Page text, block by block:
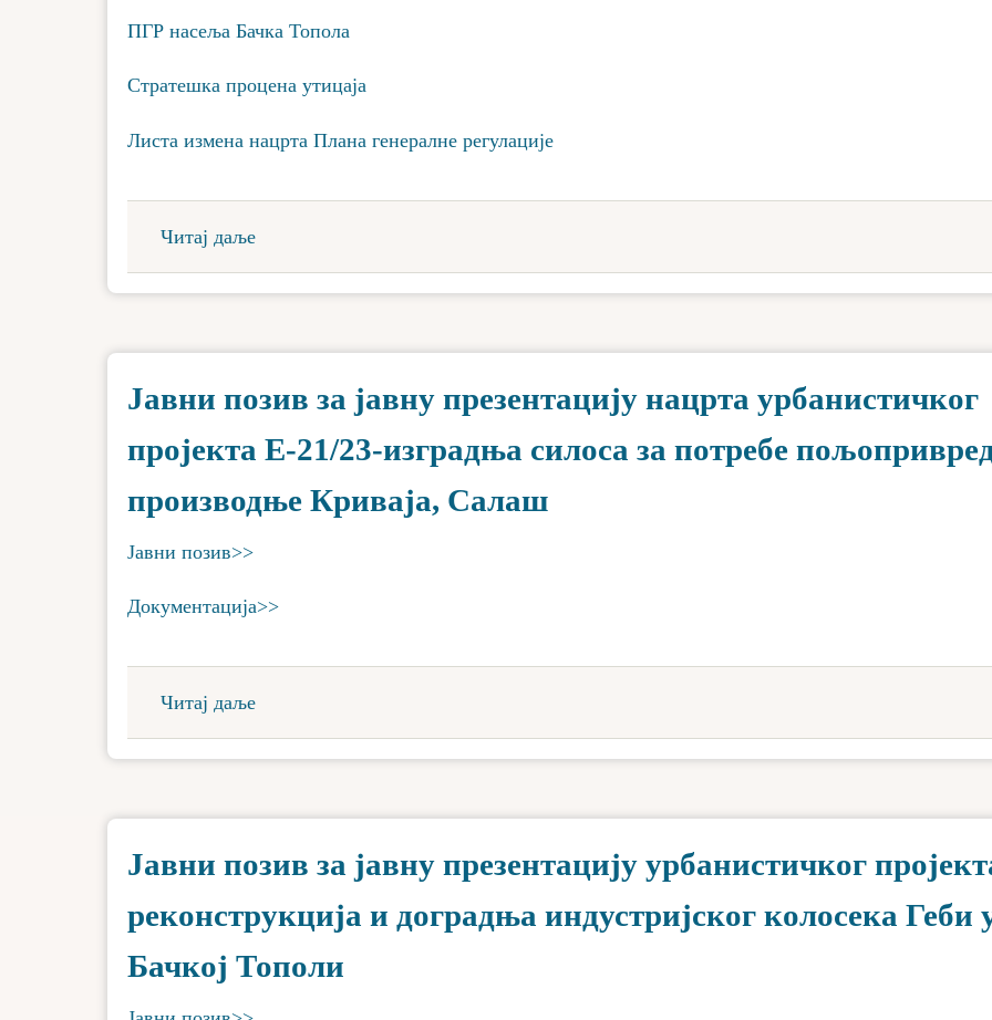
ПГР насеља Бачка Топола
Стратешка процена утицаја
Листа измена нацрта Плана генералне регулације
Читај даље
Јавни позив за јавну презентацију нацрта урбанистичког
пројекта Е-21/23-изградња силоса за потребе
производње Криваја, Салаш
Јавни позив>>
Документација>>
Читај даље
Јавни позив за јавну презентацију урбанистичког
реконструкција и доградња индустријског колосека Геби
Бачкој Тополи